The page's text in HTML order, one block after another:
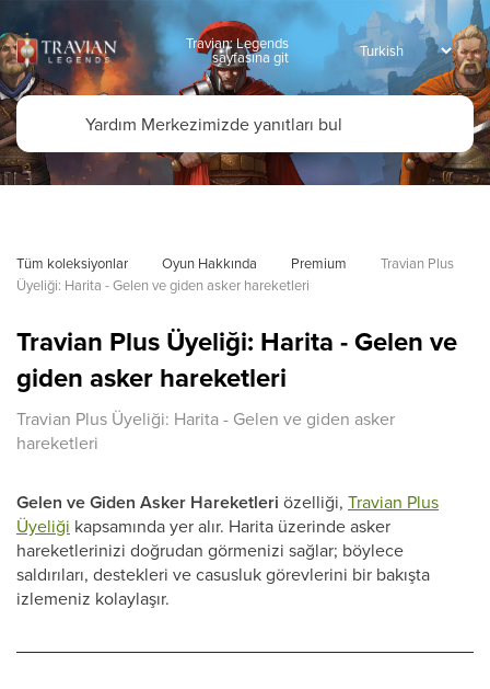
Travian: Legends
sayfasına git
Tüm koleksiyonlar Oyun Hakkında Premium
Travian Plus
Üyeliği: Harita - Gelen ve giden asker hareketleri
Travian Plus Üyeliği: Harita - Gelen ve
giden asker hareketleri
Travian Plus Üyeliği: Harita - Gelen ve giden asker
hareketleri
Gelen ve Giden Asker Hareketleri özelliği, Travian Plus
Üyeliği kapsamında yer alır. Harita üzerinde asker
hareketlerinizi doğrudan görmenizi sağlar; böylece
saldırıları, destekleri ve casusluk görevlerini bir bakışta
izlemeniz kolaylaşır.